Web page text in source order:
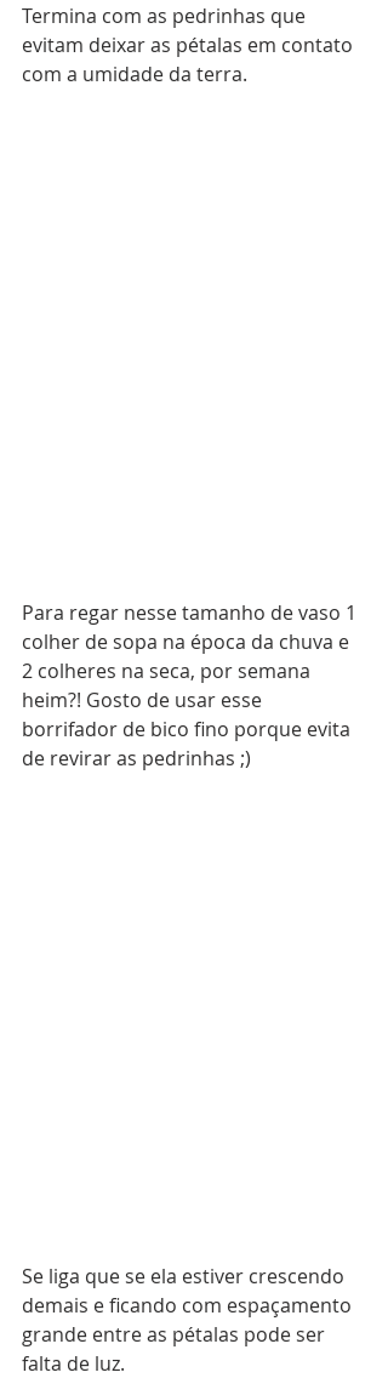
Termina com as pedrinhas que
evitam deixar as pétalas em contato
com a umidade da terra.
Para regar nesse tamanho de vaso 1
colher de sopa na época da chuva e
2 colheres na seca, por semana
heim?! Gosto de usar esse
borrifador de bico fino porque evita
de revirar as pedrinhas ;)
Se liga que se ela estiver crescendo
demais e ficando com espaçamento
grande entre as pétalas pode ser
falta de luz.